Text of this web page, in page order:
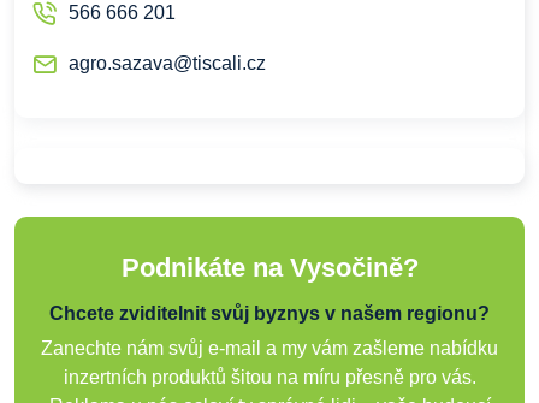
566 666 201
agro.sazava@tiscali.cz
Podnikáte na Vysočině?
Chcete zviditelnit svůj byznys v našem regionu?
Zanechte nám svůj e-mail a my vám zašleme nabídku
inzertních produktů šitou na míru přesně pro vás.